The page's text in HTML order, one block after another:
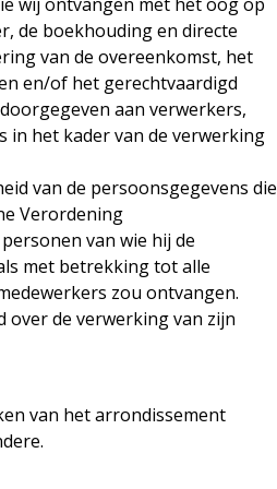
de boekhouding en directe
van de overeenkomst, het
en/of het gerechtvaardigd
aan verwerkers,
in het kader van de verwerking
van de persoonsgegevens die
Verordening
van wie hij de
met betrekking tot alle
zou ontvangen.
over de verwerking van zijn
van het arrondissement